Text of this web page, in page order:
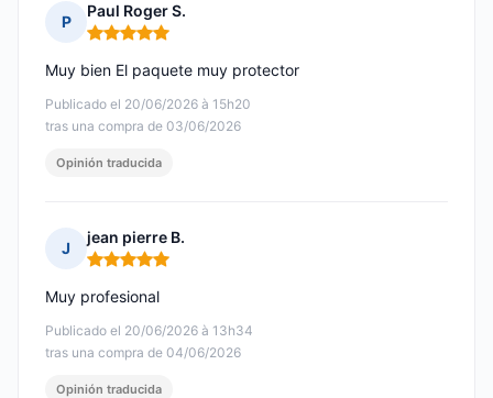
P
Paul Roger S.
Nota: 5 de 5
Publicado el 20/06/2026 à 15h20
tras una compra de 03/06/2026
Muy bien El paquete muy protector
Opinión traducida
J
jean pierre B.
Nota: 5 de 5
Publicado el 20/06/2026 à 13h34
tras una compra de 04/06/2026
Muy profesional
Opinión traducida